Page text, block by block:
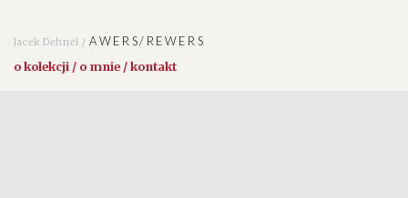
Jacek Dehnel /AWERS/REWERS
o kolekcji / o mnie / kontakt